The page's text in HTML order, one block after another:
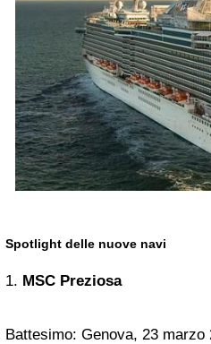
Spotlight delle nuove navi
1. MSC Preziosa
Battesimo: Genova, 23 marzo